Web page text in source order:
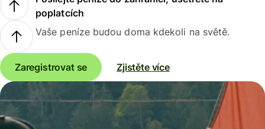
poplatcích
Vaše peníze budou doma kdekoli na světě.
Zaregistrovat se Zjistěte více